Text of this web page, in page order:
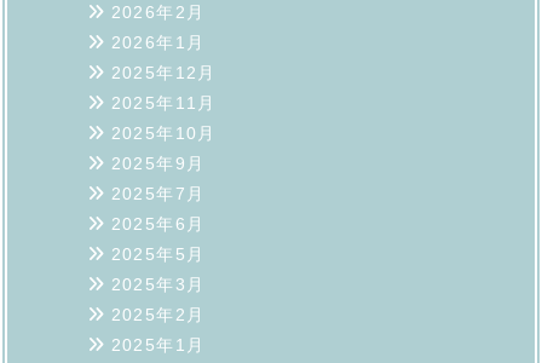
2026年2月
2026年1月
2025年12月
2025年11月
2025年10月
2025年9月
2025年7月
2025年6月
2025年5月
2025年3月
2025年2月
2025年1月